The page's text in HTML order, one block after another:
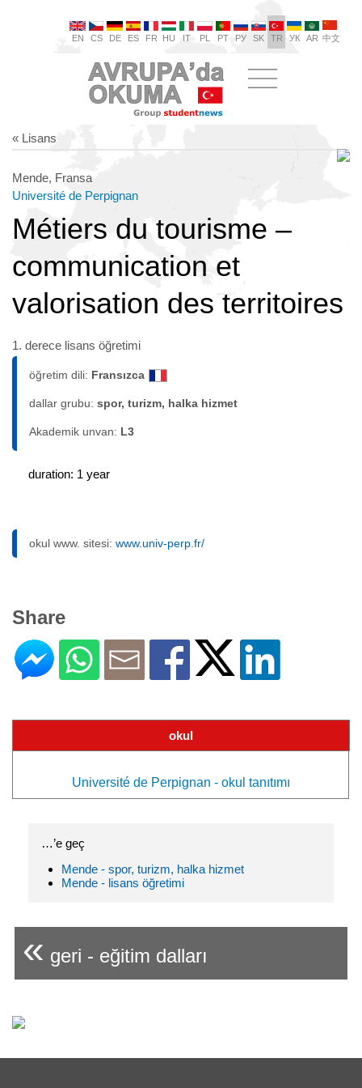
EN CS DE ES FR HU IT PL PT РУ SK TR УК AR 中文
« Lisans
Mende, Fransa
Université de Perpignan
Métiers du tourisme –
communication et
valorisation des territoires
1. derece lisans öğretimi
öğretim dili: Fransızca
dallar grubu: spor, turizm, halka hizmet
Akademik unvan: L3
duration: 1 year
okul www. sitesi: www.univ-perp.fr/
Share
okul
Université de Perpignan - okul tanıtımı
…’e geç
Mende - spor, turizm, halka hizmet
Mende - lisans öğretimi
« geri - eğitim dalları